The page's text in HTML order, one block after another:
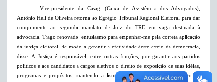
Vice-presidente da Casag (Caixa de Assistência dos Advogados),
Antônio Heli de Oliveira retorna ao Egrégio Tribunal Regional Eleitoral para dar
cumprimento ao segundo mandato de Juiz do TRE em vaga destinada à
advocacia. Trago renovado
entusiasmo para empenhar-me pela correta aplicação
da justiça eleitoral
de modo a garantir a efetividade deste esteio da democracia,
disse. A Justiça é responsável, entre outras funções, por garantir aos partidos
políticos e aos candidatos a cargos eletivos o direito de exposição de suas idéias,
programas e propósitos, mantendo a lisura
do processo eleitoral, dentro da